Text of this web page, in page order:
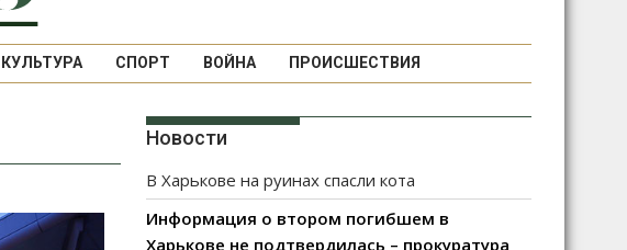
КУЛЬТУРА СПОРТ ВОЙНА ПРОИСШЕСТВИЯ
Новости
В Харькове на руинах спасли кота
Информация о втором погибшем в
Харькове не подтвердилась – прокуратура